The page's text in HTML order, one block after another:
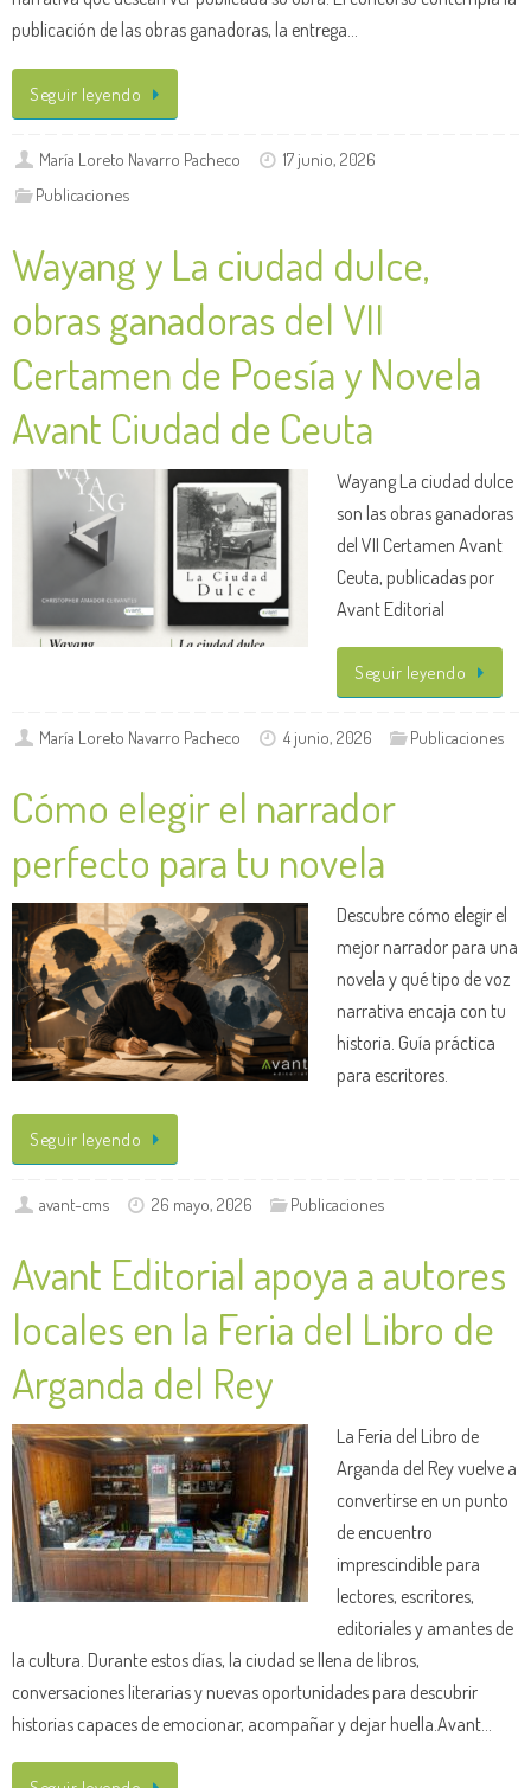
publicación de las obras ganadoras, la entrega…
Seguir leyendo
María Loreto Navarro Pacheco
17 junio, 2026
Publicaciones
Wayang y La ciudad dulce,
obras ganadoras del VII
Certamen de Poesía y Novela
Avant Ciudad de Ceuta
Wayang La ciudad dulce
son las obras ganadoras
del VII Certamen Avant
Ceuta, publicadas por
Avant Editorial
Seguir leyendo
María Loreto Navarro Pacheco 4 junio, 2026 Publicaciones
Cómo elegir el narrador
perfecto para tu novela
Descubre cómo elegir el
mejor narrador para una
novela y qué tipo de voz
narrativa encaja con tu
historia. Guía práctica
para escritores.
Seguir leyendo
avant-cms 26 mayo, 2026 Publicaciones
Avant Editorial apoya a autores
locales en la Feria del Libro de
Arganda del Rey
La Feria del Libro de
Arganda del Rey vuelve a
convertirse en un punto
de encuentro
imprescindible para
lectores, escritores,
editoriales y amantes de
la cultura. Durante estos días, la ciudad se llena de libros,
conversaciones literarias y nuevas oportunidades para descubrir
historias capaces de emocionar, acompañar y dejar huella.Avant…